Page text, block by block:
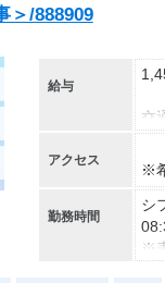
＞/888909
給与
交
アクセス
※
勤務時間
シ
※